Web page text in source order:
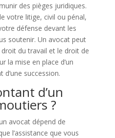
des pièges juridiques.
votre litige, civil ou pénal,
défense devant les
soutenir. Un avocat peut
du travail et le droit de
la mise en place d’un
succession.
d’un
?
avocat dépend de
l’assistance que vous